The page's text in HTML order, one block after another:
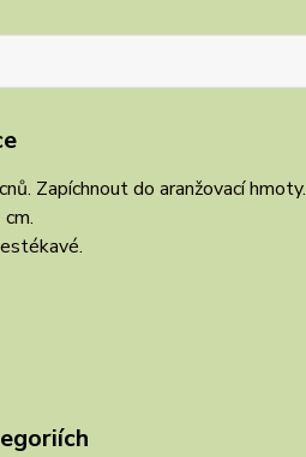
Zapíchnout do aranžovací hmoty.